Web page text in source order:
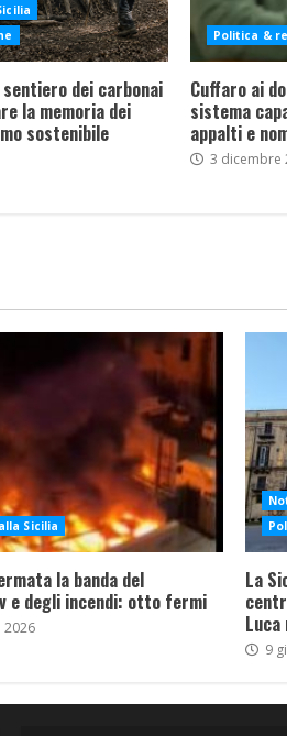
sentiero dei carbonai
la memoria dei
sostenibile
Politica &
Cuffaro ai
sistema
appalti e
3 dicembre
Sicilia
la banda del
e degli incendi: otto fermi
2026
La
9